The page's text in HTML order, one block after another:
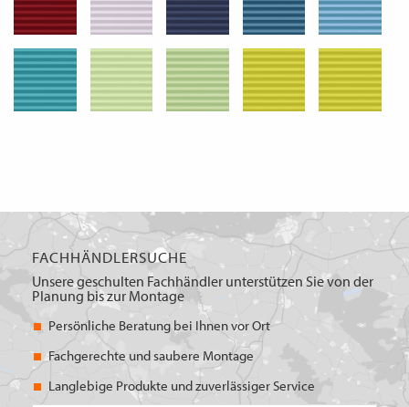
FACHHÄNDLERSUCHE
Unsere geschulten Fachhändler unterstützen Sie von der
Planung bis zur Montage
Persönliche Beratung bei Ihnen vor Ort
Fachgerechte und saubere Montage
Langlebige Produkte und zuverlässiger Service